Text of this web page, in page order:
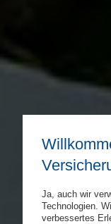
Ja, auch wir
Technologien.
verbessertes